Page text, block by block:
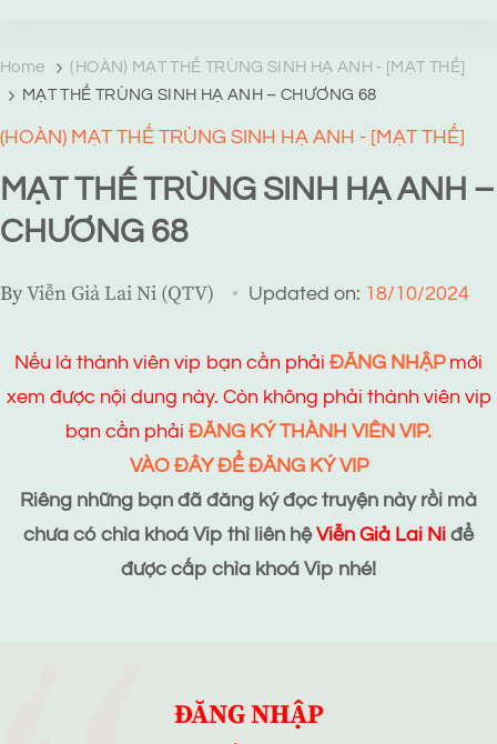
Home
(HOÀN) MẠT THẾ TRÙNG SINH HẠ ANH - [MẠT THẾ]
MẠT THẾ TRÙNG SINH HẠ ANH – CHƯƠNG 68
(HOÀN) MẠT THẾ TRÙNG SINH HẠ ANH - [MẠT THẾ]
MẠT THẾ TRÙNG SINH HẠ ANH –
CHƯƠNG 68
ByViễn Giả Lai Ni (QTV) Updated on: 18/10/2024
Nếu là thành viên vip bạn cần phải ĐĂNG NHẬPmới
xem được nội dung này. Còn không phải thành viên vip
bạn cần phải ĐĂNG KÝ THÀNH VIÊN VIP.
VÀO ĐÂY ĐỂ ĐĂNG KÝ VIP
Riêng những bạn đã đăng ký đọc truyện này rồi mà
chưa có chìa khoá Vip thì liên hệViễn Giả Lai Ni để
được cấp chìa khoá Vip nhé!
ĐĂNG NHẬP